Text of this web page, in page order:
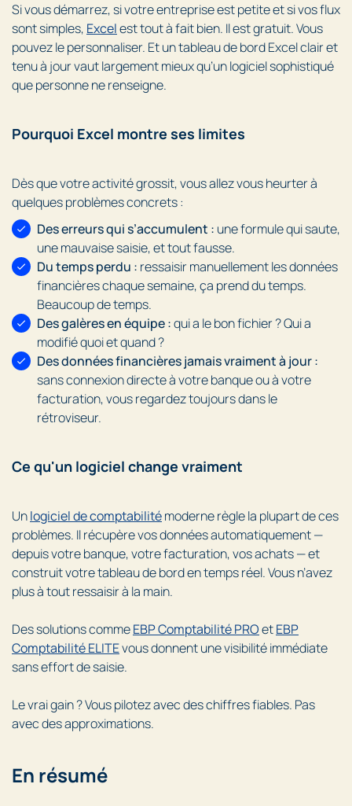
Si vous démarrez, si votre entreprise est petite et si vos flux
sont simples, Excelest tout à fait bien. Il est gratuit. Vous
pouvez le personnaliser. Et un tableau de bord Excel clair et
tenu à jour vaut largement mieux qu’un logiciel sophistiqué
que personne ne renseigne.
Pourquoi Excel montre ses limites
Dès que votre activité grossit, vous allez vous heurter à
quelques problèmes concrets :
Des erreurs qui s’accumulent : une formule qui saute,
une mauvaise saisie, et tout fausse.
Du temps perdu : ressaisir manuellement les données
financières chaque semaine, ça prend du temps.
Beaucoup de temps.
Des galères en équipe :qui a le bon fichier ? Qui a
modifié quoi et quand ?
Des données financières jamais vraiment à jour :
sans connexion directe à votre banque ou à votre
facturation, vous regardez toujours dans le
rétroviseur.
Ce qu'un logiciel change vraiment
Unlogiciel de comptabilitémoderne règle la plupart de ces
problèmes. Il récupère vos données automatiquement —
depuis votre banque, votre facturation, vos achats — et
construit votre tableau de bord en temps réel. Vous n’avez
plus à tout ressaisir à la main.
Des solutions commeEBP Comptabilité PROetEBP
Comptabilité ELITEvous donnent une visibilité immédiate
sans effort de saisie.
Le vrai gain ? Vous pilotez avec des chiffres fiables. Pas
avec des approximations.
En résumé